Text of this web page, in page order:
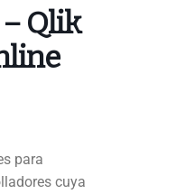
Qlik
para
cuya